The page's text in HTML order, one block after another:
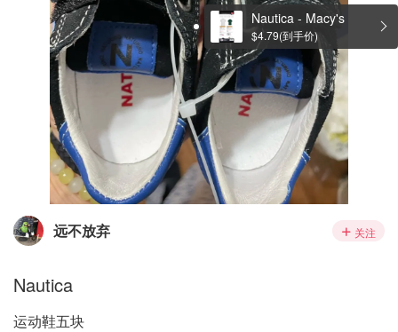
Nautica - Macy's
$4.79(到手价)
远不放弃 关注
Nautica
运动鞋五块